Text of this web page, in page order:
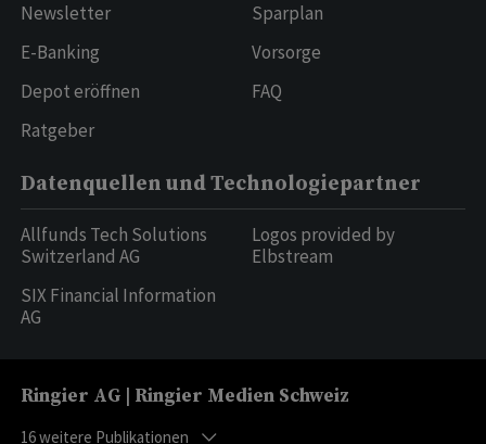
Newsletter
E-Banking
Depot eröffnen
Ratgeber
Sparplan
Vorsorge
FAQ
Datenquellen und Technologiepartner
Allfunds Tech Solutions
Switzerland AG
SIX Financial Information
AG
Logos provided by
Elbstream
Ringier AG | Ringier Medien Schweiz
16weitere Publikationen